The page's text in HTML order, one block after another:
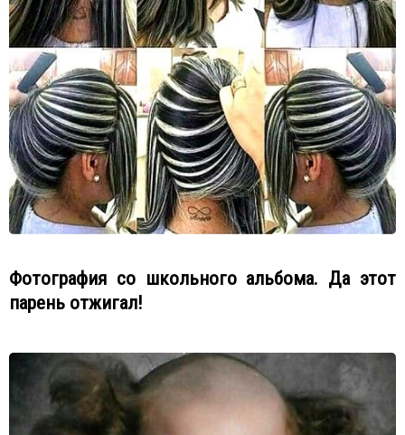
Фотография со школьного альбома. Да этот
парень отжигал!